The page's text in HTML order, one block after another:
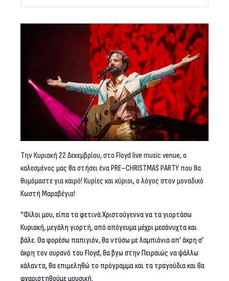
Την Κυριακή 22 Δεκεμβρίου, στο Floyd live music venue, ο
καλεσμένος μας θα στήσει έναPRE–CHRISTMAS PARTY που θα
θυμόμαστε για καιρό! Κυρίες και κύριοι, ο λόγος στον μοναδικό
Κωστή Μαραβέγια!
“Φίλοι μου, είπα τα φετινά Χριστούγεννα να τα γιορτάσω
Κυριακή, μεγάλη γιορτή, από απόγευμα μέχρι μεσάνυχτα και
βάλε. Θα φορέσω παπιγιόν, θα ντύσω με λαμπιόνια απ’ άκρη σ’
άκρη τον ουρανό του Floyd, θα βγω στην Πειραιώς να ψάλλω
κάλαντα, θα επιμεληθώ το πρόγραμμα και τα τραγούδια και θα
φχαριστηθούμε μουσική.